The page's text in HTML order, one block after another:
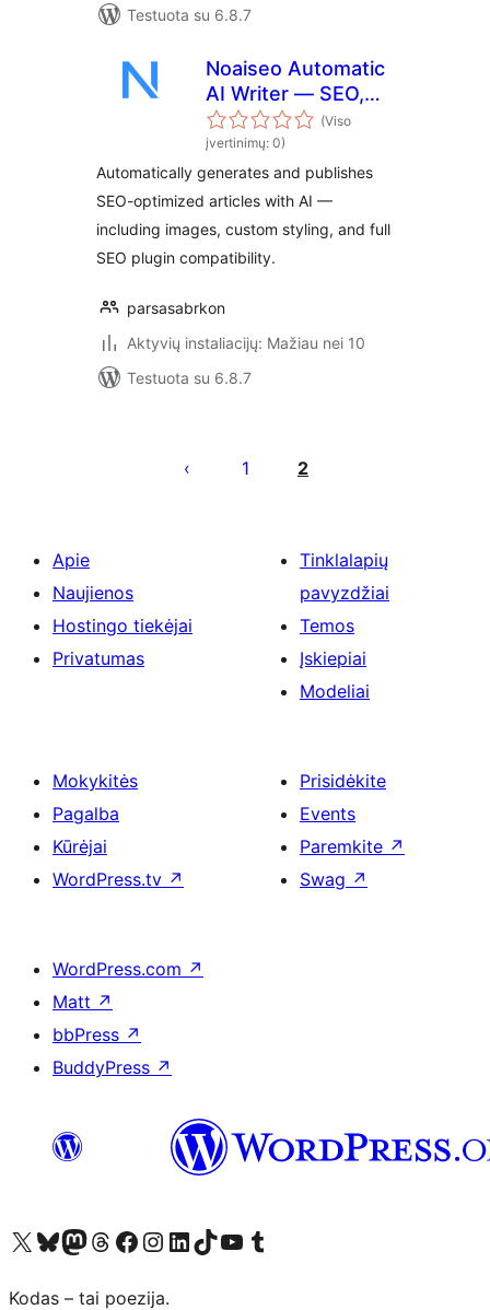
Testuota su 6.8.7
Noaiseo Automatic
AI Writer — SEO,
Styling & Images
(Viso
įvertinimų: 0)
Automatically generates and publishes
SEO-optimized articles with AI —
including images, custom styling, and full
SEO plugin compatibility.
parsasabrkon
Aktyvių instaliacijų: Mažiau nei 10
Testuota su 6.8.7
puslapiavimas
1 2
Apie
Naujienos
Hostingo tiekėjai
Privatumas
Tinklalapių
pavyzdžiai
Temos
Įskiepiai
Modeliai
Mokykitės
Pagalba
Kūrėjai
WordPress.tv ↗
Prisidėkite
Events
Paremkite ↗
Swag ↗
WordPress.com ↗
Matt ↗
bbPress ↗
BuddyPress ↗
Visit our X (formerly Twitter) account
Apsilankykite mūsų Bluesky paskyroje
Visit our Mastodon account
Apsilankykite mūsų Threads paskyroje
Visit our Facebook page
Visit our Instagram account
Visit our LinkedIn account
Apsilankykite mūsų TikTok paskyroje
Visit our YouTube channel
Apsilankykite mūsų Tumblr paskyroje
Kodas – tai poezija.